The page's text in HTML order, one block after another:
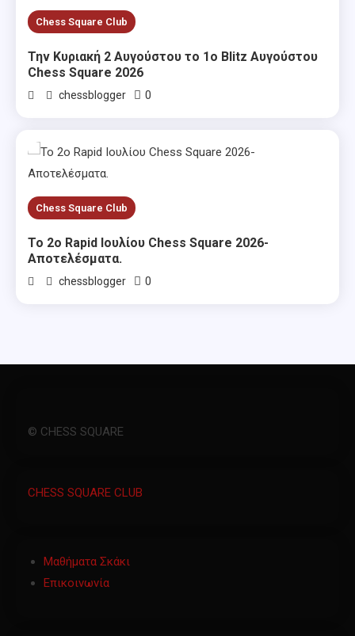
Chess Square Club
Την Κυριακή 2 Αυγούστου το 1ο Blitz Αυγούστου
Chess Square 2026
chessblogger 0
Chess Square Club
Το 2ο Rapid Ιουλίου Chess Square 2026-
Αποτελέσματα.
chessblogger 0
© CHESS SQUARE
CHESS SQUARE CLUB
Μαθήματα Σκάκι
Επικοινωνία